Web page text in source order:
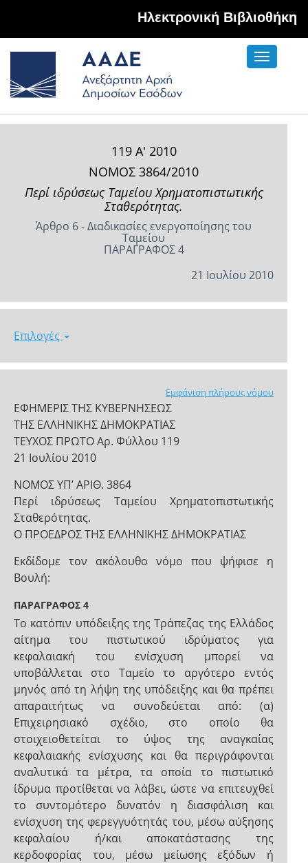
Hλεκτρονική Βιβλιοθήκη
Toggle
119 Α' 2010
ΝΟΜΟΣ 3864/2010
Περί ιδρύσεως Ταμείου Χρηματοπιστωτικής
Σταθερότητας.
Άρθρο 6 - Διαδικασίες ενεργοποίησης του
Ταμείου
ΠΑΡΑΓΡΑΦΟΣ 4
21 Ιουλίου 2010
Επιλογές
Εμφάνιση πλήρους νόμου
ΕΦΗΜΕΡΙΣ ΤΗΣ ΚΥΒΕΡΝΗΣΕΩΣ
ΤΗΣ ΕΛΛΗΝΙΚΗΣ ΔΗΜΟΚΡΑΤΙΑΣ
ΤΕΥΧΟΣ ΠΡΩΤΟ Αρ. Φύλλου 119
21 Ιουλίου 2010
NOMOΣ ΥΠ’ ΑΡΙΘ. 3864
Περί ιδρύσεως Ταμείου Χρηματοπιστωτικής
Σταθερότητας.
Ο ΠΡΟΕΔΡΟΣ ΤΗΣ ΕΛΛΗΝΙΚΗΣ ΔΗΜΟΚΡΑΤΙΑΣ
Εκδίδομε τον ακόλουθο νόμο που ψήφισε η
Βουλή:
ΠΑΡΑΓΡΑΦΟΣ 4
Το κατόπιν υπόδειξης της Τράπεζας της Ελλάδος
αίτημα του πιστωτικού ιδρύματος για
κεφαλαιακή του ενίσχυση μπορεί να
υποβάλλεται στο Ταμείο το αργότερο εντός
μηνός από τη λήψη της υπόδειξης και θα πρέπει
απαραιτήτως να συνοδεύεται από: (α)
Επιχειρησιακό σχέδιο, στο οποίο θα
στοιχειοθετείται το ύψος της αναγκαίας
κεφαλαιακής ενίσχυσης και θα περιγράφονται
αναλυτικά τα μέτρα, τα οποία το πιστωτικό
ίδρυμα προτίθεται να λάβει, ώστε να επιτευχθεί
το συντομότερο δυνατόν η διασφάλιση και
ενίσχυση της φερεγγυότητάς του, μέσω αύξησης
κεφαλαίου ή/και αποκατάστασης της
κερδοφορίας του, μέσω μείωσης εξόδων ή